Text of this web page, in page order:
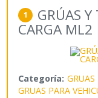
1 GRÚAS Y
CARGA ML2
Categoría:
GRUAS PARA